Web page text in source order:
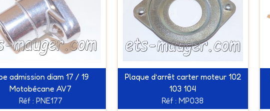
admission diam 17 / 19
Motobécane AV7
Réf : PNE177
Plaque d’arrêt carter moteur 102
103 104
Réf : MP038